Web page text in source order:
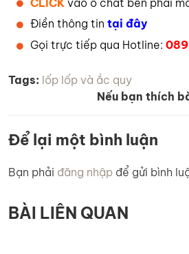
Điền thông tin tại đây
Gọi trực tiếp qua Hotline:
Tags: lốp lốp và ắc quy
Nếu bạn thích
Để lại một bình luận
Bạn phải đăng nhập để gửi bình
BÀI LIÊN QUAN